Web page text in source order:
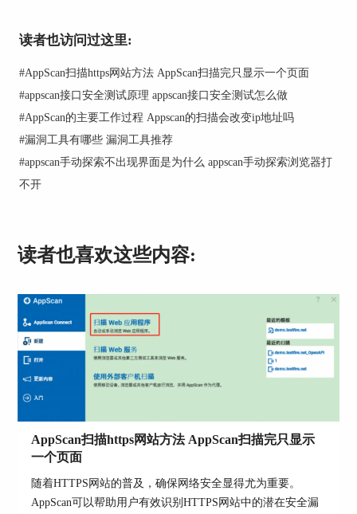
图2：登录管理
有些站点或服务器需要以管理员身份登录才能进行
后台的扫描，在此AppScan提供了四种登录方式，
其中【记录】似录屏的一种登录方式，这种登录方
图3：测试策略
在【扫描web应用程序】时，我们可以使用
AppScan提供的预定义的策略模板，如侵入式、仅
基础结构、仅第三方等，直接选择使用即可。
读者也访问过这里:
#AppScan扫描https网站方法 AppScan扫描完只显示一个页面
#appscan接口安全测试原理 appscan接口安全测试怎么做
#AppScan的主要工作过程 Appscan的扫描会改变ip地址吗
#漏洞工具有哪些 漏洞工具推荐
#appscan手动探索不出现界面是为什么 appscan手动探索浏览器打
不开
读者也喜欢这些内容:
AppScan扫描https网站方法 AppScan扫描完只显示
一个页面
随着HTTPS网站的普及，确保网络安全显得尤为重要。
AppScan可以帮助用户有效识别HTTPS网站中的潜在安全漏